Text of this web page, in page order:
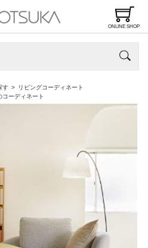
ONLINE SHOP
す
リビングコーディネート
ーディネート